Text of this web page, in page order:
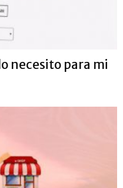
necesito para mi